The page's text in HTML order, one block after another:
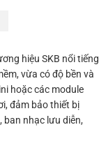
hiệu SKB nổi tiếng
vừa có độ bền và
hoặc các module
đảm bảo thiết bị
nhạc lưu diễn,